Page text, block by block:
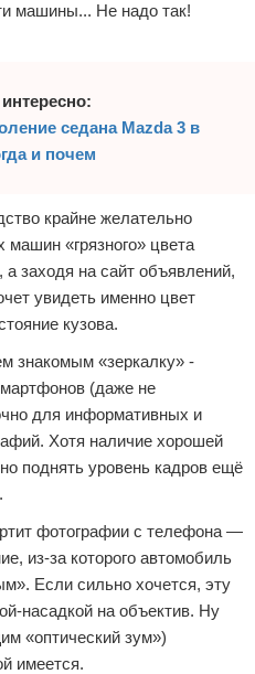
машины... Не надо так!
седана Mazda 3 в
и почем
крайне желательно
«грязного» цвета
заходя на сайт объявлений,
увидеть именно цвет
кузова.
знакомым «зеркалку» -
(даже не
для информативных и
Хотя наличие хорошей
поднять уровень кадров ещё
фотографии с телефона —
из-за которого автомобиль
Если сильно хочется, эту
насадкой на объектив. Ну
«оптический зум»)
имеется.